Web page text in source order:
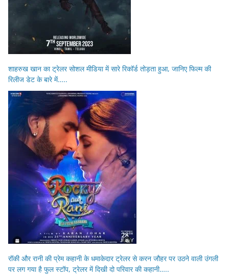
शाहरुख खान का ट्रेलर सोशल मीडिया में सारे रिकॉर्ड तोड़ता हुआ, जानिए फिल्म की
रिलीज डेट के बारे में…..
रॉकी और रानी की प्रेम कहानी के धमाकेदार ट्रेलर से करन जौहर पर उठने वाली उंगली
पर लग गया है फुल स्टॉप, ट्रेलर में दिखी दो परिवार की कहानी…..